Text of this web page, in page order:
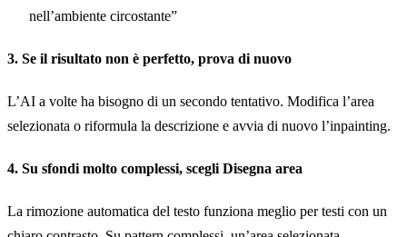
nell’ambiente circostante”
3. Se il risultato non è perfetto, prova di nuovo
L’AI a volte ha bisogno di un secondo tentativo. Modifica l’area
selezionata o riformula la descrizione e avvia di nuovo l’inpainting.
4. Su sfondi molto complessi, scegli Disegna area
La rimozione automatica del testo funziona meglio per testi con un